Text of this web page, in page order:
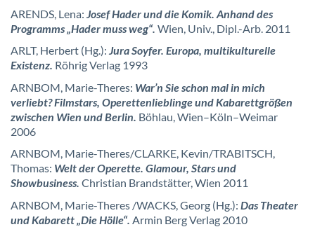
ARENDS, Lena: Josef Hader und die Komik. Anhand des
Programms „Hader muss weg“. Wien, Univ., Dipl.-Arb. 2011
ARLT, Herbert (Hg.):Jura Soyfer. Europa, multikulturelle
Existenz. Röhrig Verlag 1993
ARNBOM, Marie-Theres: War’n Sie schon mal in mich
verliebt? Filmstars, Operettenlieblinge und Kabarettgrößen
zwischen Wien und Berlin. Böhlau, Wien–Köln–Weimar
2006
ARNBOM, Marie-Theres/CLARKE, Kevin/TRABITSCH,
Thomas: Welt der Operette. Glamour, Stars und
Showbusiness. Christian Brandstätter, Wien 2011
ARNBOM, Marie-Theres /WACKS, Georg (Hg.): Das Theater
und Kabarett „Die Hölle“. Armin Berg Verlag 2010